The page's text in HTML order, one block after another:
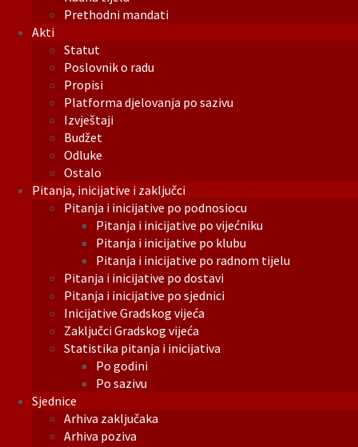
Prethodni mandati
Akti
Statut
Poslovnik o radu
Propisi
Platforma djelovanja po sazivu
Izvještaji
Budžet
Odluke
Ostalo
Pitanja, inicijative i zaključci
Pitanja i inicijative po podnosiocu
Pitanja i inicijative po vijećniku
Pitanja i inicijative po klubu
Pitanja i inicijative po radnom tijelu
Pitanja i inicijative po dostavi
Pitanja i inicijative po sjednici
Inicijative Gradskog vijeća
Zaključci Gradskog vijeća
Statistika pitanja i inicijativa
Po godini
Po sazivu
Sjednice
Arhiva zaključaka
Arhiva poziva